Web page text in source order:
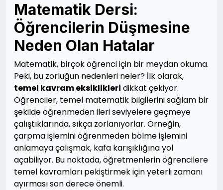
Matematik Dersi:
Öğrencilerin Düşmesine
Neden Olan Hatalar
Matematik, birçok öğrenci için bir meydan okuma.
Peki, bu zorluğun nedenleri neler? İlk olarak,
temel kavram eksiklikleri dikkat çekiyor.
Öğrenciler, temel matematik bilgilerini sağlam bir
şekilde öğrenmeden ileri seviyelere geçmeye
çalıştıklarında, sıkça zorlanıyorlar. Örneğin,
çarpma işlemini öğrenmeden bölme işlemini
anlamaya çalışmak, kafa karışıklığına yol
açabiliyor. Bu noktada, öğretmenlerin öğrencilere
temel kavramları pekiştirmek için yeterli zamanı
ayırması son derece önemli.